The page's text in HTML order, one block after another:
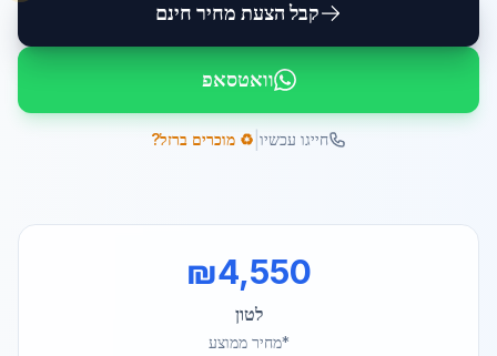
קבל הצעת מחיר חינם
וואטסאפ
חייגו עכשיו ♻️ מוכרים ברזל?
₪4,550
לטון
*מחיר ממוצע